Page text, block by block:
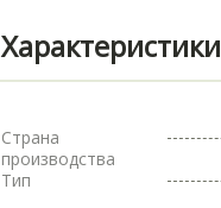
Характеристики
Страна
производства
Тип